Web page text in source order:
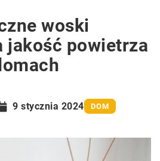
woski
jakość powietrza
9 stycznia 2024 DOM